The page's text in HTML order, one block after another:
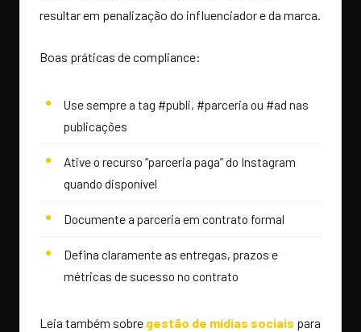
resultar em penalização do influenciador e da marca.
Boas práticas de compliance:
Use sempre a tag #publi, #parceria ou #ad nas
publicações
Ative o recurso “parceria paga” do Instagram
quando disponível
Documente a parceria em contrato formal
Defina claramente as entregas, prazos e
métricas de sucesso no contrato
Leia também sobre gestão de mídias sociais para